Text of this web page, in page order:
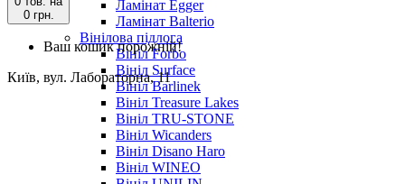
0 грн.
Ваш кошик порожній!
Київ, вул. Лабораторна, 11
Ламінат Egger
Ламінат Balterio
Вінілова підлога
Вініл Forbo
Вініл Surface
Вініл Barlinek
Вініл Treasure Lakes
Вініл TRU-STONE
Вініл Wicanders
Вініл Disano Haro
Вініл WINEO